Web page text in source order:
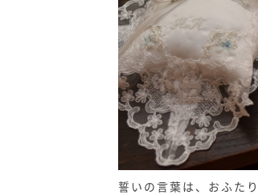
誓いの言葉は、おふた